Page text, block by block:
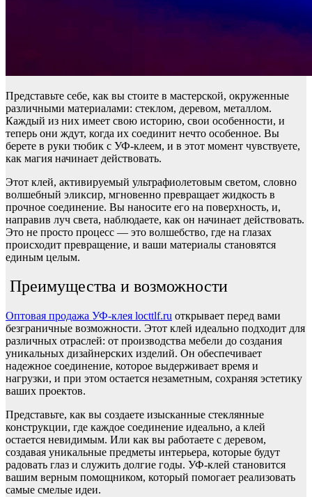
Представьте себе, как вы стоите в мастерской, окруженные
различными материалами: стеклом, деревом, металлом.
Каждый из них имеет свою историю, свои особенности, и
теперь они ждут, когда их соединит нечто особенное. Вы
берете в руки тюбик с УФ-клеем, и в этот момент чувствуете,
как магия начинает действовать.
Этот клей, активируемый ультрафиолетовым светом, словно
волшебный эликсир, мгновенно превращает жидкость в
прочное соединение. Вы наносите его на поверхность, и,
направив луч света, наблюдаете, как он начинает действовать.
Это не просто процесс — это волшебство, где на глазах
происходит превращение, и ваши материалы становятся
единым целым.
Преимущества и возможности
Оптовая продажа УФ-клея locttlf.ru открывает перед вами
безграничные возможности. Этот клей идеально подходит для
различных отраслей: от производства мебели до создания
уникальных дизайнерских изделий. Он обеспечивает
надежное соединение, которое выдерживает время и
нагрузки, и при этом остается незаметным, сохраняя эстетику
ваших проектов.
Представьте, как вы создаете изысканные стеклянные
конструкции, где каждое соединение идеально, а клей
остается невидимым. Или как вы работаете с деревом,
создавая уникальные предметы интерьера, которые будут
радовать глаз и служить долгие годы. УФ-клей становится
вашим верным помощником, который помогает реализовать
самые смелые идеи.